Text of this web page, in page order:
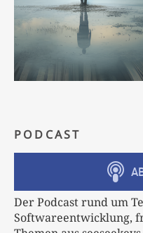
PODCAST
Der Podcast rund um
Softwareentwicklung,